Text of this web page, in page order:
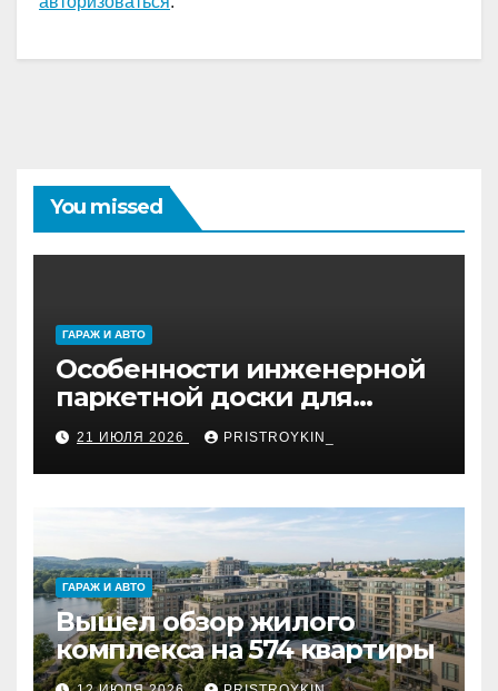
You missed
ГАРАЖ И АВТО
Особенности инженерной
паркетной доски для
укладки французской
ёлкой
21 ИЮЛЯ 2026 PRISTROYKIN_
ГАРАЖ И АВТО
Вышел обзор жилого
комплекса на 574 квартиры